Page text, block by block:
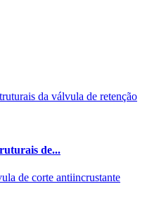
de...